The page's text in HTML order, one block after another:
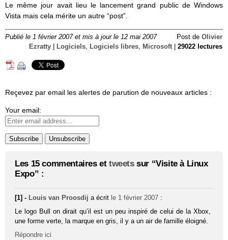
Le même jour avait lieu le lancement grand public de Windows
Vista mais cela mérite un autre “post”.
Publié le 1 février 2007 et mis à jour le 12 mai 2007 Post de Olivier
Ezratty
Logiciels, Logiciels libres, Microsoft| 29022 lectures
Reçevez par email les alertes de parution de nouveaux articles :
Your email:
Les 15 commentaires et tweetssur “Visite à Linux
Expo” :
[1] - Louis van Proosdij a écrit le 1 février 2007 :
Le logo Bull on dirait qu’il est un peu inspiré de celui de la Xbox,
une forme verte, la marque en gris, il y a un air de famille éloigné.
Répondre ici